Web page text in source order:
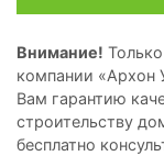
Внимание!
компании «Архон
Вам гарантию
строительству
бесплатно